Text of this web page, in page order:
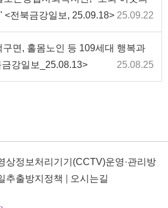
<전북금강일보, 25.09.18> 25.09.22
구면, 홀몸노인 등 109세대 행복과
강일보_25.08.13>
25.08.25
상정보처리기기(CCTV)운영·관리방
추출방지정책 오시는길